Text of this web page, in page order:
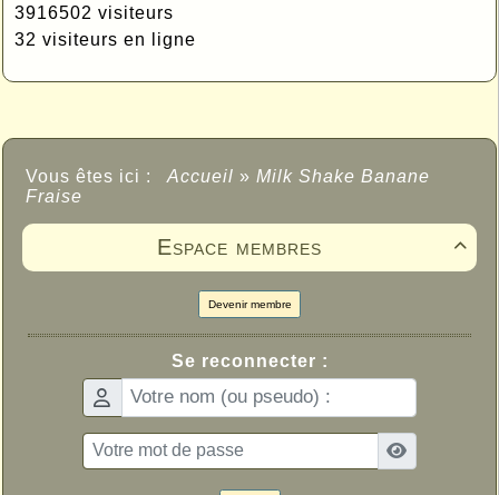
3916502 visiteurs
32 visiteurs en ligne
Vous êtes ici : Accueil » Milk Shake Banane
Fraise

Espace membres
Devenir membre
Se reconnecter :